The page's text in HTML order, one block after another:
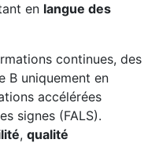
en langue des
continues, des
B uniquement en
accélérées
signes (FALS).
, qualité